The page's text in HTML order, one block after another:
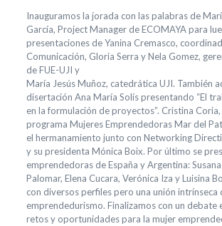
Inauguramos la jorada con las palabras de
García, Project Manager de ECOMAYA para
presentaciones de Yanina Cremasco,
Comunicación, Gloria Serra y Nela Gomez,
de FUE-UJI y
María Jesús Muñoz, catedrática UJI. También
disertación Ana María Solís presentando “El
en la formulación de proyectos”. Cristina
programa Mujeres Emprendedoras Mar del
el hermanamiento junto con Networking
y su presidenta Mónica Boix. Por último se
emprendedoras de España y Argentina:
Palomar, Elena Cucara, Verónica Iza y Luisina
con diversos perfiles pero una unión intrínseca
emprendedurismo. Finalizamos con un debate
retos y oportunidades para la mujer